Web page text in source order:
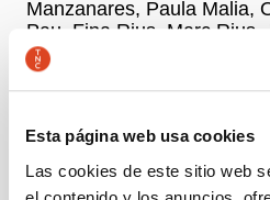
Esta página web usa cookies
Las cookies de este sitio web
Manzanares, Paula Malia,
Pau, Fina Rius, Marc Rius,
Ayuso
+ Ficha artística